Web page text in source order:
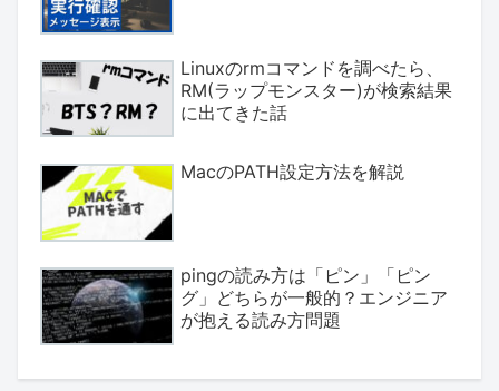
Linuxのrmコマンドを調べたら、
RM(ラップモンスター)が検索結果
に出てきた話
MacのPATH設定方法を解説
pingの読み方は「ピン」「ピン
グ」どちらが一般的？エンジニア
が抱える読み方問題